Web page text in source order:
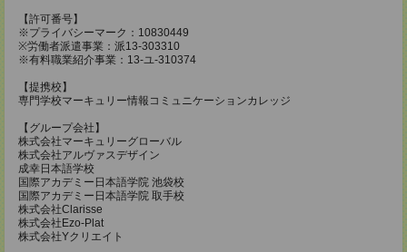
【許可番号】
※プライバシーマーク：10830449
※労働者派遣事業：派13-303310
※有料職業紹介事業：13-ユ-310374
【提携校】
専門学校マーキュリー情報コミュニケーションカレッジ
【グループ会社】
株式会社マーキュリーグローバル
株式会社アルヴァスデザイン
成幸日本語学校
国際アカデミー日本語学院 池袋校
国際アカデミー日本語学院 取手校
株式会社Clarisse
株式会社Ezo-Plat
株式会社Yクリエイト